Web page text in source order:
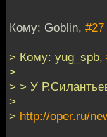
Кому: Goblin, #27
> Кому: yug_spb,
>
> > У
>
> http://oper.ru/